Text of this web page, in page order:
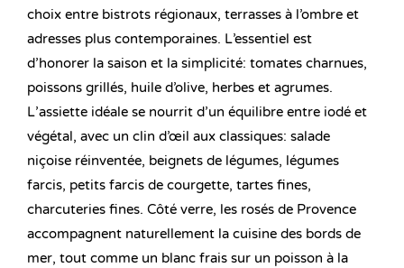
choix entre bistrots régionaux, terrasses à l’ombre et
adresses plus contemporaines. L’essentiel est
d’honorer la saison et la simplicité: tomates charnues,
poissons grillés, huile d’olive, herbes et agrumes.
L’assiette idéale se nourrit d’un équilibre entre iodé et
végétal, avec un clin d’œil aux classiques: salade
niçoise réinventée, beignets de légumes, légumes
farcis, petits farcis de courgette, tartes fines,
charcuteries fines. Côté verre, les rosés de Provence
accompagnent naturellement la cuisine des bords de
mer, tout comme un blanc frais sur un poisson à la